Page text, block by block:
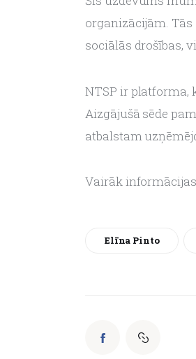
organizācijām.
sociālās drošības,
NTSP ir platforma,
Aizgājušā sēde
atbalstam
Vairāk
Elīna Pinto